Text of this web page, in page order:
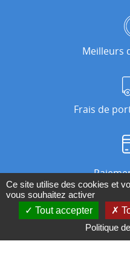
Meilleurs
Frais de
Nos
Ce site utilise des cookies et
vous souhaitez activer
Tout accepter
Politique